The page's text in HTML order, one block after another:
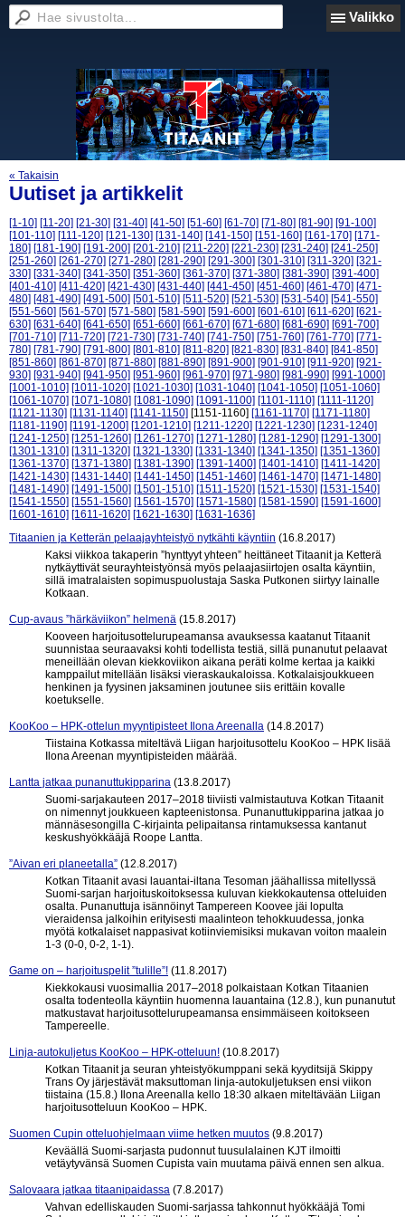
Valikko
« Takaisin
Uutiset ja artikkelit
[1-10] [11-20] [21-30] [31-40] [41-50] [51-60] [61-70] [71-80] [81-90] [91-100]
[101-110] [111-120] [121-130] [131-140] [141-150] [151-160] [161-170] [171-
180] [181-190] [191-200] [201-210] [211-220] [221-230] [231-240] [241-250]
[251-260] [261-270] [271-280] [281-290] [291-300] [301-310] [311-320] [321-
330] [331-340] [341-350] [351-360] [361-370] [371-380] [381-390] [391-400]
[401-410] [411-420] [421-430] [431-440] [441-450] [451-460] [461-470] [471-
480] [481-490] [491-500] [501-510] [511-520] [521-530] [531-540] [541-550]
[551-560] [561-570] [571-580] [581-590] [591-600] [601-610] [611-620] [621-
630] [631-640] [641-650] [651-660] [661-670] [671-680] [681-690] [691-700]
[701-710] [711-720] [721-730] [731-740] [741-750] [751-760] [761-770] [771-
780] [781-790] [791-800] [801-810] [811-820] [821-830] [831-840] [841-850]
[851-860] [861-870] [871-880] [881-890] [891-900] [901-910] [911-920] [921-
930] [931-940] [941-950] [951-960] [961-970] [971-980] [981-990] [991-1000]
[1001-1010] [1011-1020] [1021-1030] [1031-1040] [1041-1050] [1051-1060]
[1061-1070] [1071-1080] [1081-1090] [1091-1100] [1101-1110] [1111-1120]
[1121-1130] [1131-1140] [1141-1150] [1151-1160] [1161-1170] [1171-1180]
[1181-1190] [1191-1200] [1201-1210] [1211-1220] [1221-1230] [1231-1240]
[1241-1250] [1251-1260] [1261-1270] [1271-1280] [1281-1290] [1291-1300]
[1301-1310] [1311-1320] [1321-1330] [1331-1340] [1341-1350] [1351-1360]
[1361-1370] [1371-1380] [1381-1390] [1391-1400] [1401-1410] [1411-1420]
[1421-1430] [1431-1440] [1441-1450] [1451-1460] [1461-1470] [1471-1480]
[1481-1490] [1491-1500] [1501-1510] [1511-1520] [1521-1530] [1531-1540]
[1541-1550] [1551-1560] [1561-1570] [1571-1580] [1581-1590] [1591-1600]
[1601-1610] [1611-1620] [1621-1630] [1631-1636]
Titaanien ja Ketterän pelaajayhteistyö nytkähti käyntiin (16.8.2017)
Kaksi viikkoa takaperin ”hynttyyt yhteen” heittäneet Titaanit ja Ketterä
nytkäyttivät seurayhteistyönsä myös pelaajasiirtojen osalta käyntiin,
sillä imatralaisten sopimuspuolustaja Saska Putkonen siirtyy lainalle
Kotkaan.
Cup-avaus ”härkäviikon” helmenä (15.8.2017)
Kooveen harjoitusottelurupeamansa avauksessa kaatanut Titaanit
suunnistaa seuraavaksi kohti todellista testiä, sillä punanutut pelaavat
meneillään olevan kiekkoviikon aikana peräti kolme kertaa ja kaikki
kamppailut mitellään lisäksi vieraskaukaloissa. Kotkalaisjoukkueen
henkinen ja fyysinen jaksaminen joutunee siis erittäin kovalle
koetukselle.
KooKoo – HPK-ottelun myyntipisteet Ilona Areenalla (14.8.2017)
Tiistaina Kotkassa miteltävä Liigan harjoitusottelu KooKoo – HPK lisää
Ilona Areenan myyntipisteiden määrää.
Lantta jatkaa punanuttukipparina (13.8.2017)
Suomi-sarjakauteen 2017–2018 tiiviisti valmistautuva Kotkan Titaanit
on nimennyt joukkueen kapteenistonsa. Punanuttukipparina jatkaa jo
männäsesongilla C-kirjainta pelipaitansa rintamuksessa kantanut
keskushyökkääjä Roope Lantta.
”Aivan eri planeetalla” (12.8.2017)
Kotkan Titaanit avasi lauantai-iltana Tesoman jäähallissa mitellyssä
Suomi-sarjan harjoituskoitoksessa kuluvan kiekkokautensa otteluiden
osalta. Punanuttuja isännöinyt Tampereen Koovee jäi lopulta
vieraidensa jalkoihin erityisesti maalinteon tehokkuudessa, jonka
myötä kotkalaiset nappasivat kotiinviemisiksi mukavan voiton maalein
1-3 (0-0, 0-2, 1-1).
Game on – harjoituspelit ”tulille”! (11.8.2017)
Kiekkokausi vuosimallia 2017–2018 polkaistaan Kotkan Titaanien
osalta todenteolla käyntiin huomenna lauantaina (12.8.), kun punanutut
matkustavat harjoitusottelurupeamansa ensimmäiseen koitokseen
Tampereelle.
Linja-autokuljetus KooKoo – HPK-otteluun! (10.8.2017)
Kotkan Titaanit ja seuran yhteistyökumppani sekä kyyditsijä Skippy
Trans Oy järjestävät maksuttoman linja-autokuljetuksen ensi viikon
tiistaina (15.8.) Ilona Areenalla kello 18:30 alkaen miteltävään Liigan
harjoitusotteluun KooKoo – HPK.
Suomen Cupin otteluohjelmaan viime hetken muutos (9.8.2017)
Keväällä Suomi-sarjasta pudonnut tuusulalainen KJT ilmoitti
vetäytyvänsä Suomen Cupista vain muutama päivä ennen sen alkua.
Salovaara jatkaa titaanipaidassa (7.8.2017)
Vahvan edelliskauden Suomi-sarjassa tahkonnut hyökkääjä Tomi